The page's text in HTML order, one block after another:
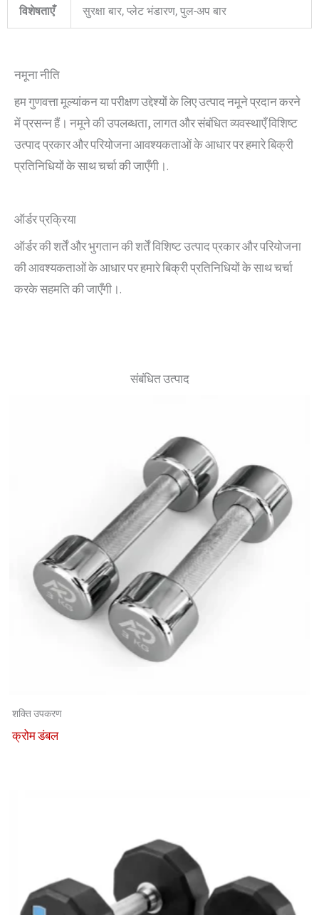
विशेषताएँ सुरक्षा बार, प्लेट भंडारण, पुल-अप बार
नमूना नीति
हम गुणवत्ता मूल्यांकन या परीक्षण उद्देश्यों के लिए उत्पाद नमूने प्रदान करने
में प्रसन्न हैं। नमूने की उपलब्धता, लागत और संबंधित व्यवस्थाएँ विशिष्ट
उत्पाद प्रकार और परियोजना आवश्यकताओं के आधार पर हमारे बिक्री
प्रतिनिधियों के साथ चर्चा की जाएँगी।.
ऑर्डर प्रक्रिया
ऑर्डर की शर्तें और भुगतान की शर्तें विशिष्ट उत्पाद प्रकार और परियोजना
की आवश्यकताओं के आधार पर हमारे बिक्री प्रतिनिधियों के साथ चर्चा
करके सहमति की जाएँगी।.
संबंधित उत्पाद
शक्ति उपकरण
क्रोम डंबल